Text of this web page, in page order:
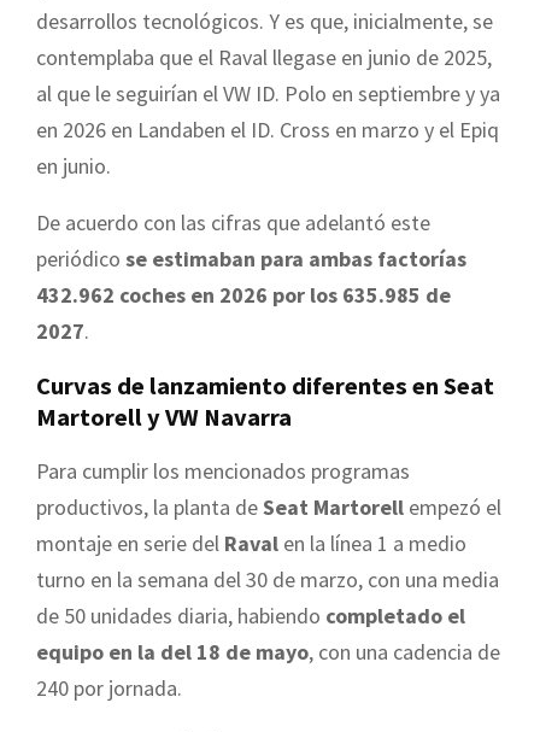
desarrollos tecnológicos. Y es que, inicialmente, se
contemplaba que el Raval llegase en junio de 2025,
al que le seguirían el VW ID. Polo en septiembre y ya
en 2026 en Landaben el ID. Cross en marzo y el Epiq
en junio.
De acuerdo con las cifras que adelantó este
periódico se estimaban para ambas factorías
432.962 coches en 2026 por los 635.985 de
2027.
Curvas de lanzamiento diferentes en Seat
Martorell y VW Navarra
Para cumplir los mencionados programas
productivos, la planta deSeat Martorell empezó el
montaje en serie del Raval en la línea 1 a medio
turno en la semana del 30 de marzo, con una media
de 50 unidades diaria, habiendo completado el
equipo en la del 18 de mayo, con una cadencia de
240 por jornada.